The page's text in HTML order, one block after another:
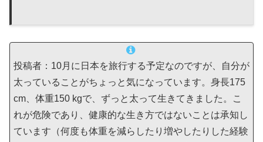
投稿者：10月に日本を旅行する予定なのですが、自分が
太っていることがちょっと気になっています。身長175
cm、体重150 kgで、ずっと太って生きてきました。こ
れが危険であり、健康的な生き方ではないことは承知し
ています（何度も体重を減らしたり増やしたりした経験